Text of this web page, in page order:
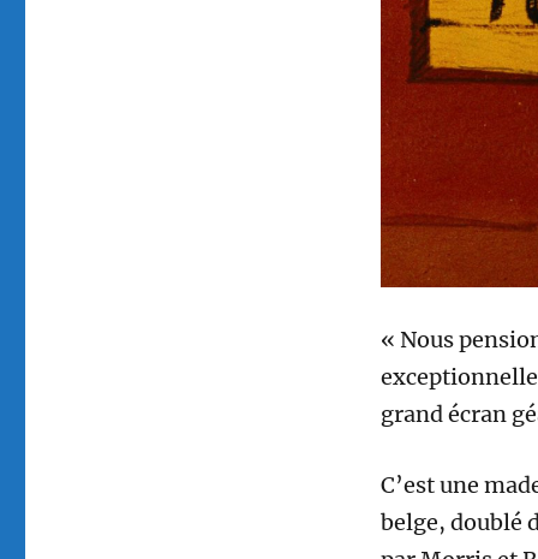
« Nous
grand écran
C’est une
belge, doublé